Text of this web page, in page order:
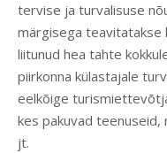
tervise ja turvalisuse
märgisega teavitatakse
liitunud hea tahte
piirkonna külastajale
eelkõige
kes pakuvad teenuseid,
jt.